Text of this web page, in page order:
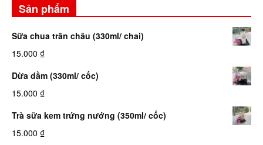
Sản phẩm
Sữa chua trân châu (330ml/ chai)
15.000 ₫
Dừa dầm (330ml/ cốc)
15.000 ₫
Trà sữa kem trứng nướng (350ml/ cốc)
15.000 ₫